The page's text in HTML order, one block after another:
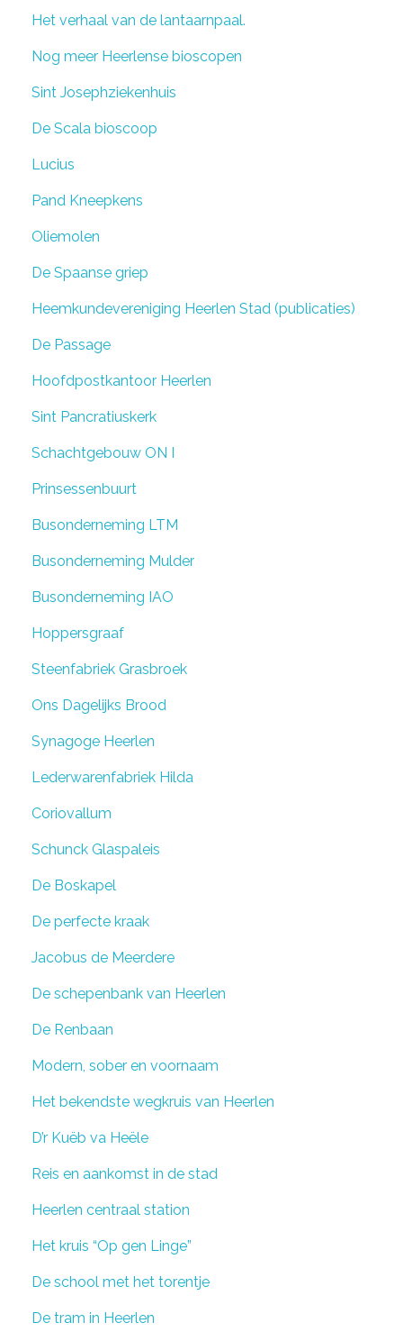
Het verhaal van de lantaarnpaal.
Nog meer Heerlense bioscopen
Sint Josephziekenhuis
De Scala bioscoop
Lucius
Pand Kneepkens
Oliemolen
De Spaanse griep
Heemkundevereniging Heerlen Stad (publicaties)
De Passage
Hoofdpostkantoor Heerlen
Sint Pancratiuskerk
Schachtgebouw ON I
Prinsessenbuurt
Busonderneming LTM
Busonderneming Mulder
Busonderneming IAO
Hoppersgraaf
Steenfabriek Grasbroek
Ons Dagelijks Brood
Synagoge Heerlen
Lederwarenfabriek Hilda
Coriovallum
Schunck Glaspaleis
De Boskapel
De perfecte kraak
Jacobus de Meerdere
De schepenbank van Heerlen
De Renbaan
Modern, sober en voornaam
Het bekendste wegkruis van Heerlen
D’r Kuëb va Heële
Reis en aankomst in de stad
Heerlen centraal station
Het kruis “Op gen Linge”
De school met het torentje
De tram in Heerlen